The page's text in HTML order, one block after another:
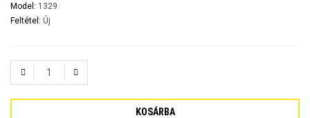
Model: 1329
Feltétel: Új
KOSÁRBA